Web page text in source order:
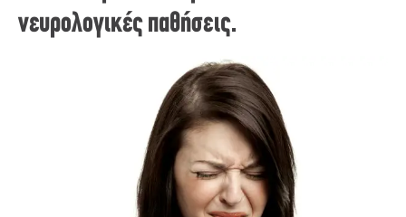
νευρολογικές παθήσεις.